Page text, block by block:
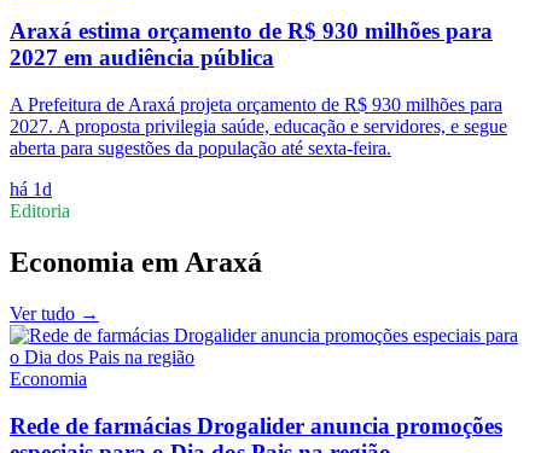
Araxá estima orçamento de R$ 930 milhões para
2027 em audiência pública
A Prefeitura de Araxá projeta orçamento de R$ 930 milhões para
2027. A proposta privilegia saúde, educação e servidores, e segue
aberta para sugestões da população até sexta-feira.
há 1d
Editoria
Economia em Araxá
Ver tudo →
Economia
Rede de farmácias Drogalider anuncia promoções